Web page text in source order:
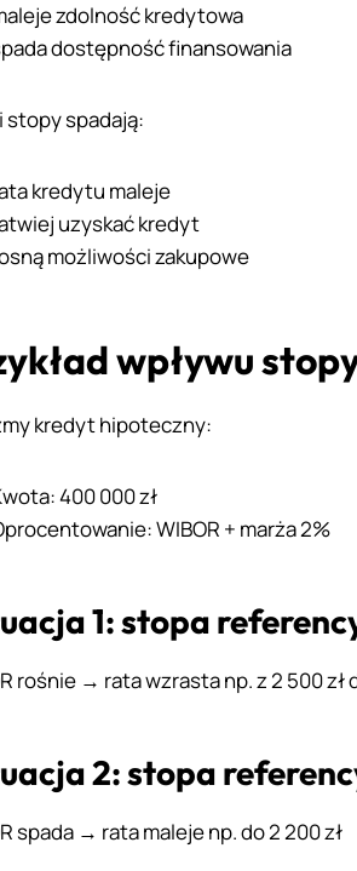
zdolność kredytowa
dostępność finansowania
stopy spadają:
kredytu maleje
uzyskać kredyt
możliwości zakupowe
wpływu
kredyt hipoteczny:
400 000 zł
WIBOR + marża 2%
1: stopa
rośnie → rata wzrasta np. z 2 500 zł
2: stopa
spada → rata maleje np. do 2 200 zł